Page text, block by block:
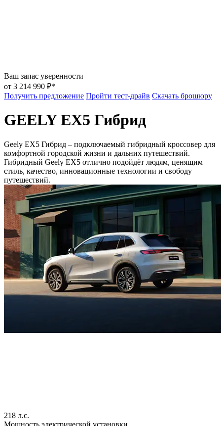
Ваш запас уверенности
от 3 214 990 ₽*
Получить предложение Пройти тест-драйв Скачать брошюру
GEELY EX5 Гибрид
Geely EX5 Гибрид – подключаемый гибридный кроссовер для
комфортной городской жизни и дальних путешествий.
Гибридный Geely EX5 отлично подойдёт людям, ценящим
стиль, качество, инновационные технологии и свободу
путешествий.
218 л.с.
Мощность электрической установки